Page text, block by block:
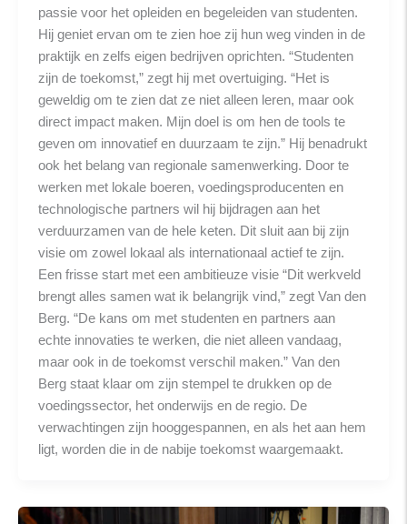
passie voor het opleiden en begeleiden van studenten.
Hij geniet ervan om te zien hoe zij hun weg vinden in de
praktijk en zelfs eigen bedrijven oprichten. “Studenten
zijn de toekomst,” zegt hij met overtuiging. “Het is
geweldig om te zien dat ze niet alleen leren, maar ook
direct impact maken. Mijn doel is om hen de tools te
geven om innovatief en duurzaam te zijn.” Hij benadrukt
ook het belang van regionale samenwerking. Door te
werken met lokale boeren, voedingsproducenten en
technologische partners wil hij bijdragen aan het
verduurzamen van de hele keten. Dit sluit aan bij zijn
visie om zowel lokaal als internationaal actief te zijn.
Een frisse start met een ambitieuze visie “Dit werkveld
brengt alles samen wat ik belangrijk vind,” zegt Van den
Berg. “De kans om met studenten en partners aan
echte innovaties te werken, die niet alleen vandaag,
maar ook in de toekomst verschil maken.” Van den
Berg staat klaar om zijn stempel te drukken op de
voedingssector, het onderwijs en de regio. De
verwachtingen zijn hooggespannen, en als het aan hem
ligt, worden die in de nabije toekomst waargemaakt.